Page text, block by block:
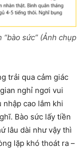
sức” (Ảnh chụp
trải qua cảm giác
nghỉ ngơi vui
cao lắm khi
Bào sức lấy tiền
lâu dài như vậy thì
lặp khó thoát ra –